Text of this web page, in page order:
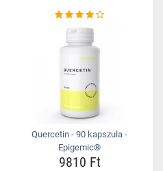
Quercetin - 90 kapszula -
Epigemic®
9810 Ft